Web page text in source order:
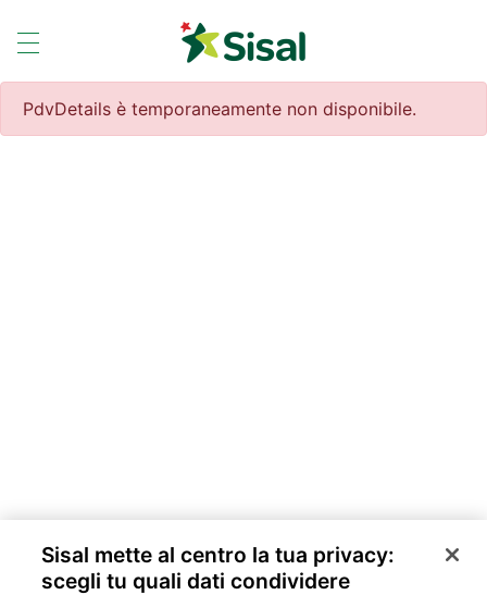
PdvDetails è temporaneamente non disponibile.
Sisal mette al centro la tua privacy:
scegli tu quali dati condividere